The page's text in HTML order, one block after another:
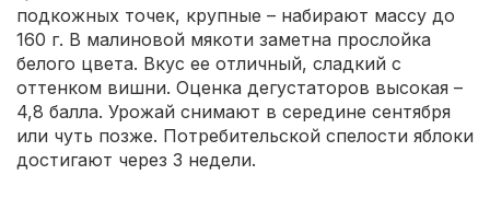
подкожных точек, крупные – набирают массу до
160 г. В малиновой мякоти заметна прослойка
белого цвета. Вкус ее отличный, сладкий с
оттенком вишни. Оценка дегустаторов высокая –
4,8 балла. Урожай снимают в середине сентября
или чуть позже. Потребительской спелости яблоки
достигают через 3 недели.